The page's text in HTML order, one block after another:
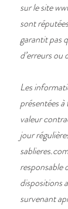
sur le site
sont
garantit pas
d’erreurs ou
Les
présentées
valeur
jour
sablieres.com
responsable
dispositions
survenant